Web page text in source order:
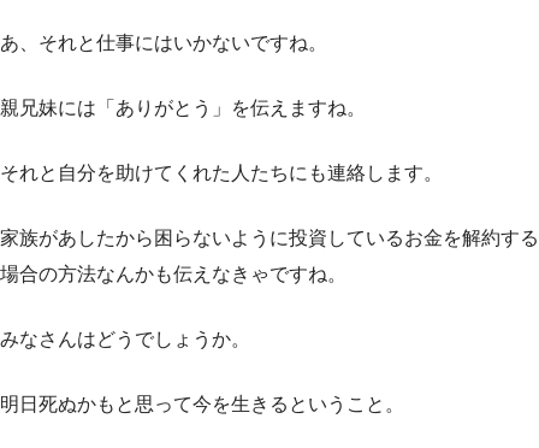
あ、それと仕事にはいかないですね。
親兄妹には「ありがとう」を伝えますね。
それと自分を助けてくれた人たちにも連絡します。
家族があしたから困らないように投資しているお金を解約する
場合の方法なんかも伝えなきゃですね。
みなさんはどうでしょうか。
明日死ぬかもと思って今を生きるということ。